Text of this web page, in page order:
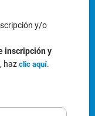
y/o
inscripción y
, haz clic aquí.